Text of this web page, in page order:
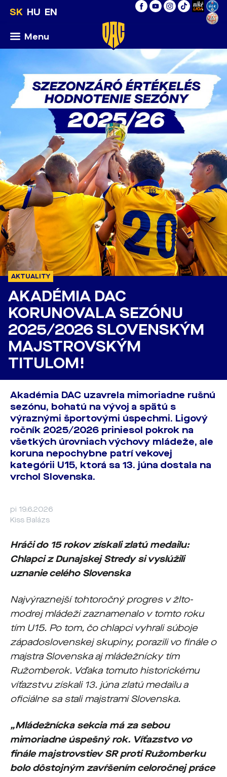
SK HU EN
Menu
AKTUALITY
AKADÉMIA DAC
KORUNOVALA SEZÓNU
2025/2026 SLOVENSKÝM
MAJSTROVSKÝM
TITULOM!
Akadémia DAC uzavrela mimoriadne rušnú
sezónu, bohatú na vývoj a spätú s
výraznými športovými úspechmi. Ligový
ročník 2025/2026 priniesol pokrok na
všetkých úrovniach výchovy mládeže, ale
koruna nepochybne patrí vekovej
kategórii U15, ktorá sa 13. júna dostala na
vrchol Slovenska.
pi 19.6.2026
Kiss Balázs
Hráči do 15 rokov získali zlatú medailu:
Chlapci z Dunajskej Stredy si vyslúžili
uznanie celého Slovenska
Najvýraznejší tohtoročný progres v žlto-
modrej mládeži zaznamenalo v tomto roku
tím U15. Po tom, čo chlapci vyhrali súboje
západoslovenskej skupiny, porazili vo finále o
majstra Slovenska aj mládežnícky tím
Ružomberok. Vďaka tomuto historickému
víťazstvu získali 13. júna zlatú medailu a
oficiálne sa stali majstrami Slovenska.
„Mládežnícka sekcia má za sebou
mimoriadne úspešný rok. Víťazstvo vo
finále majstrovstiev SR proti Ružomberku
bolo dôstojným zavŕšením celoročnej práce